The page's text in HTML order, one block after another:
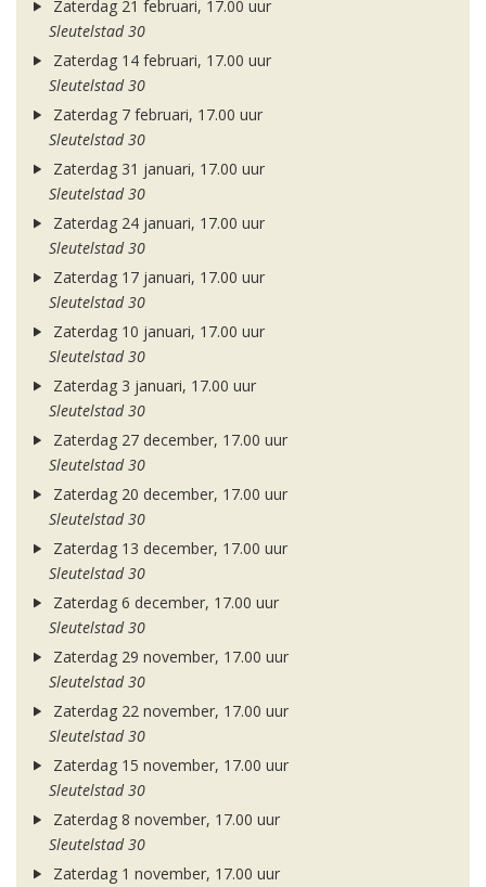
Zaterdag 21 februari, 17.00 uur
Sleutelstad 30
Zaterdag 14 februari, 17.00 uur
Sleutelstad 30
Zaterdag 7 februari, 17.00 uur
Sleutelstad 30
Zaterdag 31 januari, 17.00 uur
Sleutelstad 30
Zaterdag 24 januari, 17.00 uur
Sleutelstad 30
Zaterdag 17 januari, 17.00 uur
Sleutelstad 30
Zaterdag 10 januari, 17.00 uur
Sleutelstad 30
Zaterdag 3 januari, 17.00 uur
Sleutelstad 30
Zaterdag 27 december, 17.00 uur
Sleutelstad 30
Zaterdag 20 december, 17.00 uur
Sleutelstad 30
Zaterdag 13 december, 17.00 uur
Sleutelstad 30
Zaterdag 6 december, 17.00 uur
Sleutelstad 30
Zaterdag 29 november, 17.00 uur
Sleutelstad 30
Zaterdag 22 november, 17.00 uur
Sleutelstad 30
Zaterdag 15 november, 17.00 uur
Sleutelstad 30
Zaterdag 8 november, 17.00 uur
Sleutelstad 30
Zaterdag 1 november, 17.00 uur